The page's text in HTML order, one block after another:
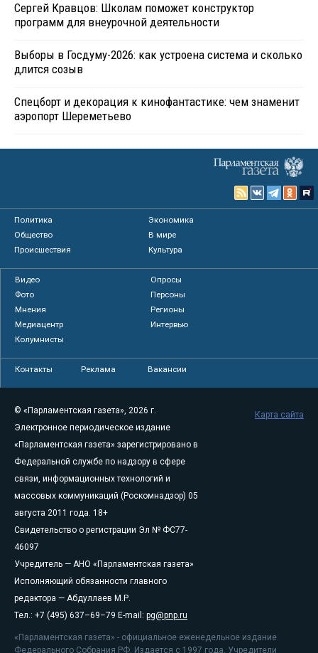
Сергей Кравцов: Школам поможет конструктор
программ для внеурочной деятельности
Выборы в Госдуму-2026: как устроена система и сколько
длится созыв
Спецборт и декорация к кинофантастике: чем знаменит
аэропорт Шереметьево
Политика
Экономика
Общество
В мире
Происшествия
Культура
Видео
Опросы
Фото
Персоны
Мнения
Регионы
Медиацентр
Интервью
Колумнисты
Контакты Реклама Вакансии
© «Парламентская газета», 2026 г.
Электронное периодическое издание
«Парламентская газета» зарегистрировано в
Федеральной службе по надзору в сфере
связи, информационных технологий и
массовых коммуникаций (Роскомнадзор) 05
августа 2011 года. 18+
Свидетельство о регистрации Эл № ФС77-
46097
Учредитель — АНО «Парламентская газета»
Исполняющий обязанности главного
редактора — Абдуллаев М.Р.
Тел.: +7 (495) 637–69–79 E-mail: pg@pnp.ru
«Парламентская газета» - официальное еженедельное издание
Федерального Собрания РФ. Издается с 1997 года. Учредители
Карта сайта